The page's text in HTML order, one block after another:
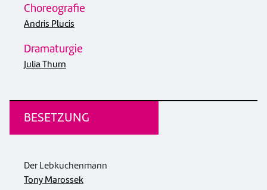
Choreografie
Andris Plucis
Dramaturgie
Julia Thurn
BESETZUNG
Der Lebkuchenmann
Tony Marossek